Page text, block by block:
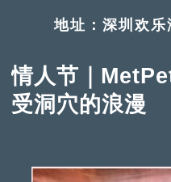
地址：深圳欢乐
情人节｜
受洞穴的浪漫